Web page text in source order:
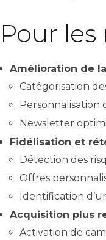
Pour
Amélioration de
Catégorisation
Personnalisation
Newsletter
Fidélisation et
Détection des
Offres
Identification
Acquisition plus
Activation de